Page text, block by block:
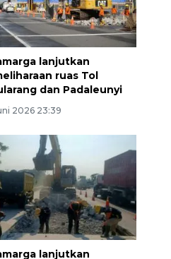
lanjutkan
ruas Tol
dan Padaleunyi
2026 23:39
lanjutkan
II-2026
persen